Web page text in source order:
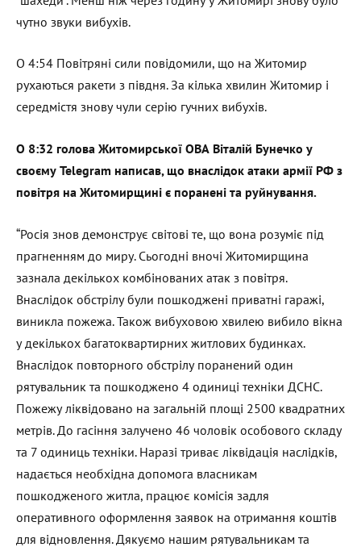
чутно звуки вибухів.
О 4:54 Повітряні сили повідомили, що на Житомир
рухаються ракети з півдня. За кілька хвилин Житомир і
середмістя знову чули серію гучних вибухів.
О 8:32 голова Житомирської ОВА Віталій Бунечко у
своєму Telegram написав, що внаслідок атаки армії РФ з
повітря на Житомирщині є поранені та руйнування.
“Росія знов демонструє світові те, що вона розуміє під
прагненням до миру. Сьогодні вночі Житомирщина
зазнала декількох комбінованих атак з повітря.
Внаслідок обстрілу були пошкоджені приватні гаражі,
виникла пожежа. Також вибуховою хвилею вибило вікна
у декількох багатоквартирних житлових будинках.
Внаслідок повторного обстрілу поранений один
рятувальник та пошкоджено 4 одиниці техніки ДСНС.
Пожежу ліквідовано на загальній площі 2500 квадратних
метрів. До гасіння залучено 46 чоловік особового складу
та 7 одиниць техніки. Наразі триває ліквідація наслідків,
надається необхідна допомога власникам
пошкодженого житла, працює комісія задля
оперативного оформлення заявок на отримання коштів
для відновлення. Дякуємо нашим рятувальникам та